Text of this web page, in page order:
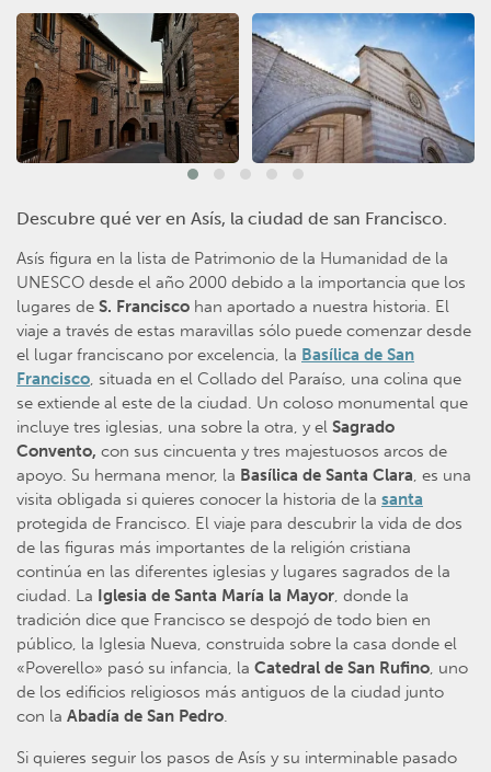
Descubre qué ver en Asís, la ciudad de san Francisco.
Asís figura en la lista de Patrimonio de la Humanidad de la
UNESCO desde el año 2000 debido a la importancia que los
lugares de S. Francisco han aportado a nuestra historia. El
viaje a través de estas maravillas sólo puede comenzar desde
el lugar franciscano por excelencia, la Basílica de San
Francisco, situada en el Collado del Paraíso, una colina que
se extiende al este de la ciudad. Un coloso monumental que
incluye tres iglesias, una sobre la otra, y el Sagrado
Convento, con sus cincuenta y tres majestuosos arcos de
apoyo. Su hermana menor, la Basílica de Santa Clara, es una
visita obligada si quieres conocer la historia de la santa
protegida de Francisco. El viaje para descubrir la vida de dos
de las figuras más importantes de la religión cristiana
continúa en las diferentes iglesias y lugares sagrados de la
ciudad. La Iglesia de Santa María la Mayor, donde la
tradición dice que Francisco se despojó de todo bien en
público, la Iglesia Nueva, construida sobre la casa donde el
«Poverello» pasó su infancia, la Catedral de San Rufino, uno
de los edificios religiosos más antiguos de la ciudad junto
con la Abadía de San Pedro.
Si quieres seguir los pasos de Asís y su interminable pasado